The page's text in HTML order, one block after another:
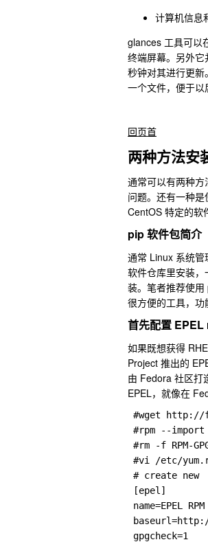
计算机信息
glances 工具可以
终端屏幕。另外
秒钟对其进行更
一个文件，便于以
回页首
两种方法安
通常可以有两种
问题。还有一种
CentOS 特定的软
pip 软件包简介
通常 Linux 系统
软件仓库里安装
装。笔者推荐使
很方便的工具，
首先配置 EPEL
如果既想获得
Project 推出的
由 Fedora 社区打
EPEL，就像在
#wget http://
#rpm --import
#rm -f RPM-
#vi /etc/
# create new
[epel]
name=EPEL
gpgcheck=1